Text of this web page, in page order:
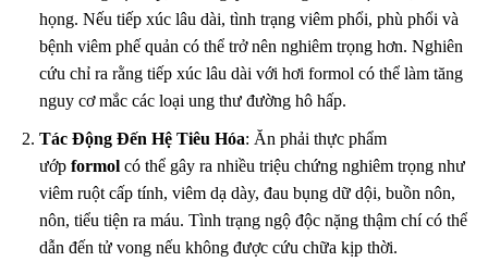
họng. Nếu tiếp xúc lâu dài, tình trạng viêm phổi, phù phổi và
bệnh viêm phế quản có thể trở nên nghiêm trọng hơn. Nghiên
cứu chỉ ra rằng tiếp xúc lâu dài với hơi formol có thể làm tăng
nguy cơ mắc các loại ung thư đường hô hấp.
Tác Động Đến Hệ Tiêu Hóa: Ăn phải thực phẩm
ướp formolcó thể gây ra nhiều triệu chứng nghiêm trọng như
viêm ruột cấp tính, viêm dạ dày, đau bụng dữ dội, buồn nôn,
nôn, tiểu tiện ra máu. Tình trạng ngộ độc nặng thậm chí có thể
dẫn đến tử vong nếu không được cứu chữa kịp thời.